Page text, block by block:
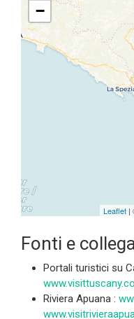
If you
loaded
−
Leaflet |
Fonti e
Portali turistici su
Riviera Apuana :